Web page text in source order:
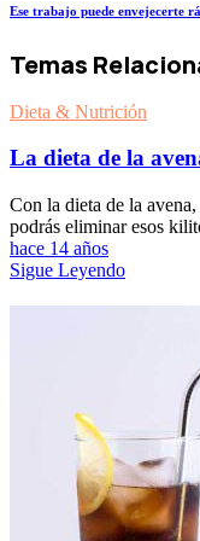
Ese trabajo puede envejecerte
Temas
Dieta & Nutrición
La dieta de la
Con la dieta de la
podrás eliminar esos
hace 14 años
Sigue Leyendo